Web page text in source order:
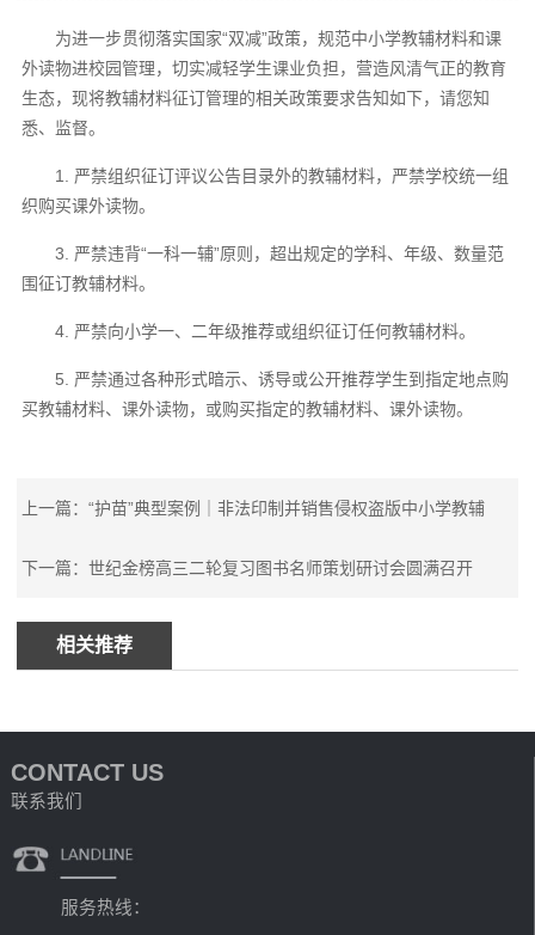
为进一步贯彻落实国家“双减”政策，规范中小学教辅材料和课
外读物进校园管理，切实减轻学生课业负担，营造风清气正的教育
生态，现将教辅材料征订管理的相关政策要求告知如下，请您知
悉、监督。
1. 严禁组织征订评议公告目录外的教辅材料，严禁学校统一组
织购买课外读物。
3. 严禁违背“一科一辅”原则，超出规定的学科、年级、数量范
围征订教辅材料。
4. 严禁向小学一、二年级推荐或组织征订任何教辅材料。
5. 严禁通过各种形式暗示、诱导或公开推荐学生到指定地点购
买教辅材料、课外读物，或购买指定的教辅材料、课外读物。
上一篇：“护苗”典型案例｜非法印制并销售侵权盗版中小学教辅
下一篇：世纪金榜高三二轮复习图书名师策划研讨会圆满召开
相关推荐
CONTACT US
联系我们
服务热线：